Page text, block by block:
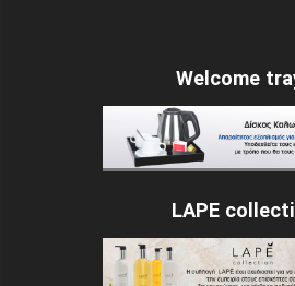
Welcome
LAPE